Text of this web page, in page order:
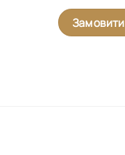
Замовити